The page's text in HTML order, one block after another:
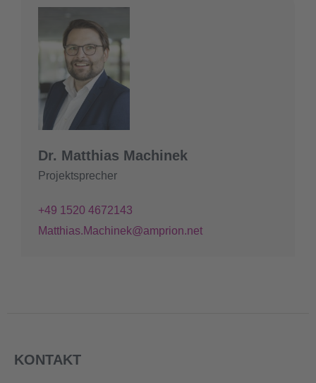
Dr. Matthias Machinek
Projektsprecher
+49 1520 4672143
Matthias.Machinek@amprion.net
KONTAKT